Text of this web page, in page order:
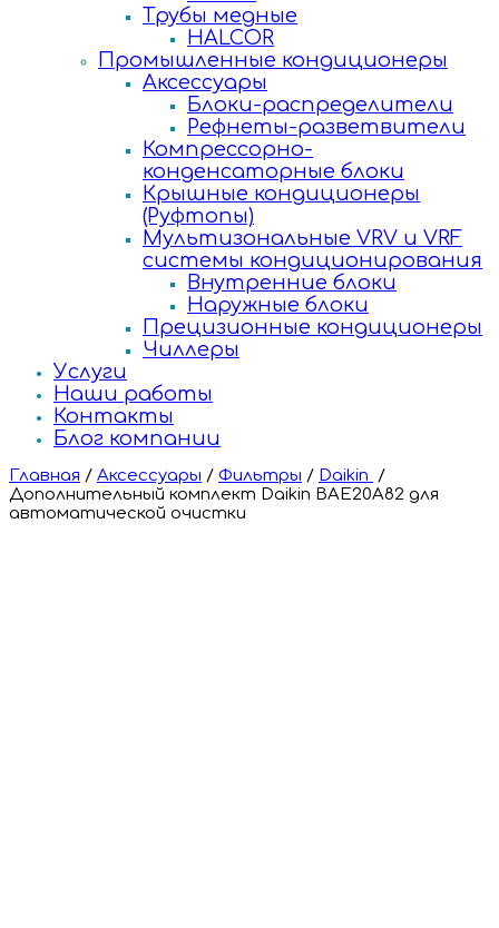
Трубы медные
HALCOR
Промышленные кондиционеры
Аксессуары
Блоки-распределители
Рефнеты-разветвители
Компрессорно-
конденсаторные блоки
Крышные кондиционеры
(Руфтопы)
Мультизональные VRV и VRF
системы кондиционирования
Внутренние блоки
Наружные блоки
Прецизионные кондиционеры
Чиллеры
Услуги
Наши работы
Контакты
Блог компании
Главная / Аксессуары / Фильтры / Daikin /
Дополнительный комплект Daikin BAE20A82 для
автоматической очистки